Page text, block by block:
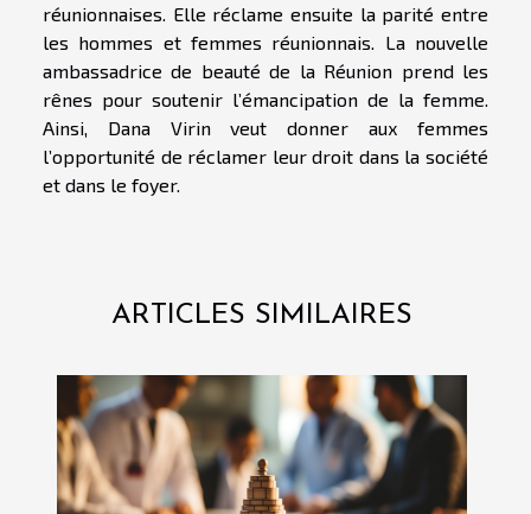
réunionnaises. Elle réclame ensuite la parité entre
les hommes et femmes réunionnais. La nouvelle
ambassadrice de beauté de la Réunion prend les
rênes pour soutenir l’émancipation de la femme.
Ainsi, Dana Virin veut donner aux femmes
l’opportunité de réclamer leur droit dans la société
et dans le foyer.
ARTICLES SIMILAIRES